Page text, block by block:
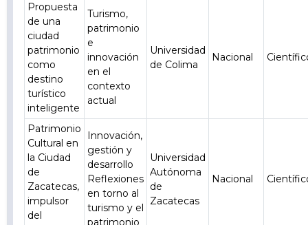
Propuesta
de una
ciudad
patrimonio
como
destino
turístico
inteligente
Turismo,
patrimonio
e
innovación
en el
contexto
actual
Universidad
de Colima
Nacional
Patrimonio
Cultural en
la Ciudad
de
Zacatecas,
impulsor
del
Innovación,
gestión y
desarrollo
Reflexiones
en torno al
turismo y el
patrimonio
Universidad
Autónoma
de
Zacatecas
Nacional